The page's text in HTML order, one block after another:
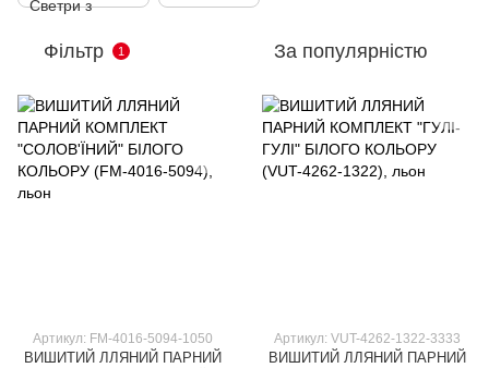
Фільтр 1 За популярністю
Артикул: FM-4016-5094-1050
ВИШИТИЙ ЛЛЯНИЙ ПАРНИЙ
Артикул: VUT-4262-1322-3333
ВИШИТИЙ ЛЛЯНИЙ ПАРНИЙ